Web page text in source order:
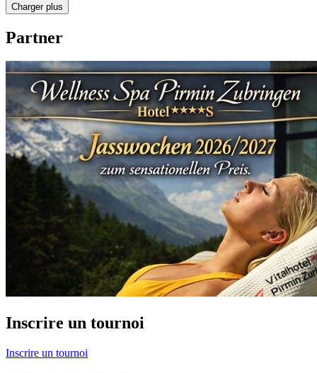
Charger plus
Partner
Inscrire un tournoi
Inscrire un tournoi